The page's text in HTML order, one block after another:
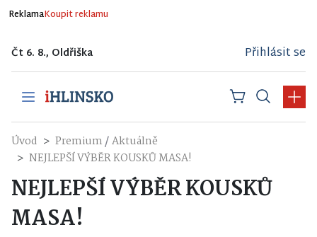
ReklamaKoupit reklamu
Čt 6. 8., Oldřiška Přihlásit se
Úvod Premium/Aktuálně
NEJLEPŠÍ VÝBĚR KOUSKŮ MASA!
NEJLEPŠÍ VÝBĚR KOUSKŮ
MASA!